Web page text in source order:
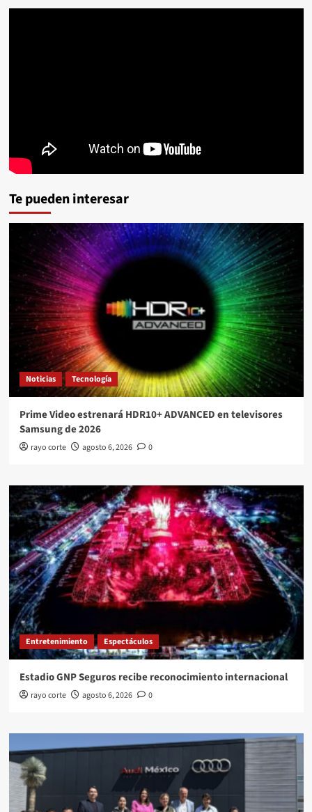
Te pueden interesar
Noticias Tecnología
Prime Video estrenará HDR10+ ADVANCED en televisores
Samsung de 2026
rayo corte agosto 6, 2026 0
Entretenimiento Espectáculos
Estadio GNP Seguros recibe reconocimiento internacional
rayo corte agosto 6, 2026 0